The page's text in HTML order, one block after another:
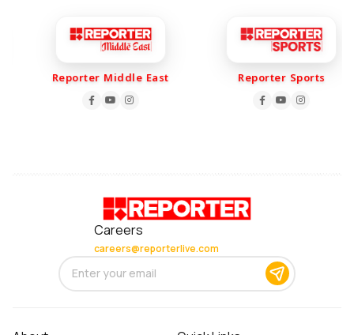
Reporter Middle East Reporter Sports
Careers
careers@reporterlive.com